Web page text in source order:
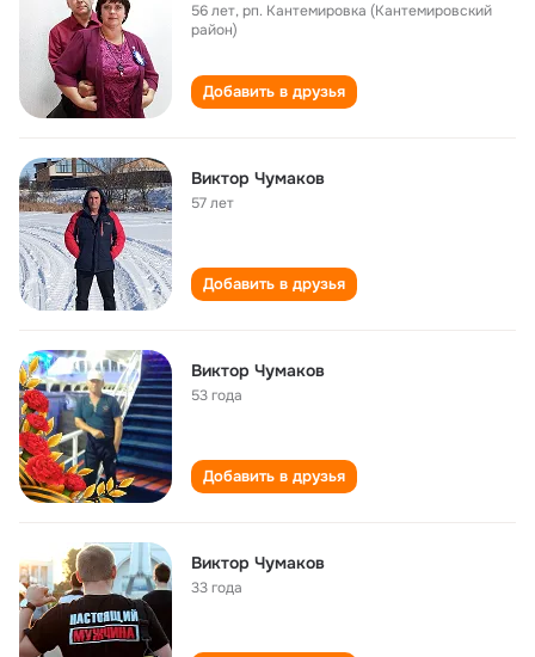
56 лет,рп. Кантемировка (Кантемировский
район)
Добавить в друзья
Виктор Чумаков
57 лет
Добавить в друзья
Виктор Чумаков
53 года
Добавить в друзья
Виктор Чумаков
33 года